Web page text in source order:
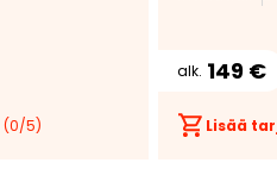
(0/5)
alk. 149 €
Lisää